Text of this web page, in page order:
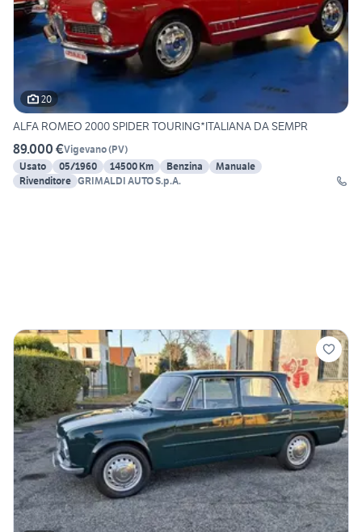
20
ALFA ROMEO 2000 SPIDER TOURING*ITALIANA DA SEMPR
89.000 €Vigevano(PV)
Usato
05/1960 14500 Km Benzina
Manuale
Rivenditore GRIMALDI AUTO S.p.A.